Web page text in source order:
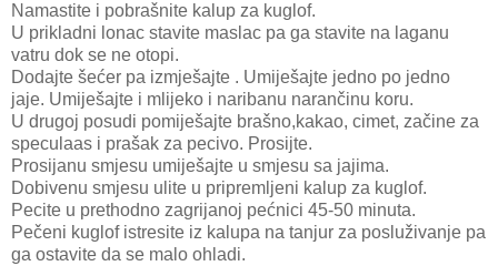
Namastite i pobrašnite kalup za kuglof.
U prikladni lonac stavite maslac pa ga stavite na laganu
vatru dok se ne otopi.
Dodajte šećer pa izmješajte . Umiješajte jedno po jedno
jaje. Umiješajte i mlijeko i naribanu narančinu koru.
U drugoj posudi pomiješajte brašno,kakao, cimet, začine za
speculaas i prašak za pecivo. Prosijte.
Prosijanu smjesu umiješajte u smjesu sa jajima.
Dobivenu smjesu ulite u pripremljeni kalup za kuglof.
Pecite u prethodno zagrijanoj pećnici 45-50 minuta.
Pečeni kuglof istresite iz kalupa na tanjur za posluživanje pa
ga ostavite da se malo ohladi.